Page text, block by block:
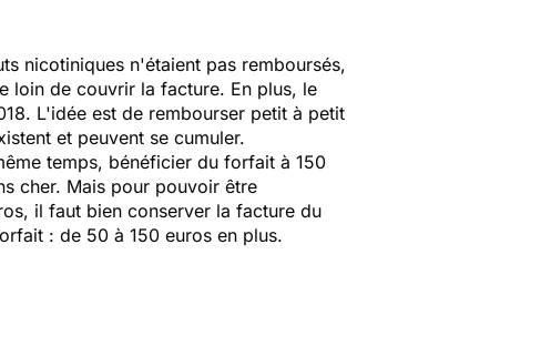
nicotiniques n'étaient pas remboursés,
loin de couvrir la facture. En plus, le
L'idée est de rembourser petit à petit
et peuvent se cumuler.
temps, bénéficier du forfait à 150
cher. Mais pour pouvoir être
il faut bien conserver la facture du
: de 50 à 150 euros en plus.